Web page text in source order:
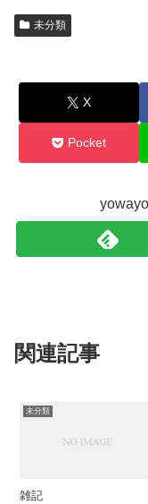
未分類
X
Pocket
関連記事
未分類
雑記